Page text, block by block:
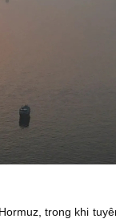
trong khi